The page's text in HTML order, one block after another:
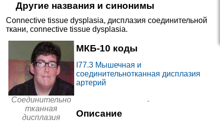
МедСемья на
Солнцевском проспекте
Москва, Солнцевский пр-т, д. 19
Запись
Захарова
Москва, ул. Маршала Захарова,
д. 10, корп. 1
+7(495
МедСемья на 2-й
Владимирской
Москва, ул. 2-я Владимирская,
д. 2
+7(499..показать
ЦКБ №2 ОАО «РЖД»
Москва, ул. Будайская, д. 2
Другие названия и синонимы
Connective tissue dysplasia, дисплазия соединительной
ткани,connective tissue dysplasia.
Соединительно
тканная
дисплазия
МКБ-10 коды
I77.3 Мышечная и
соединительнотканная дисплазия
артерий
Описание